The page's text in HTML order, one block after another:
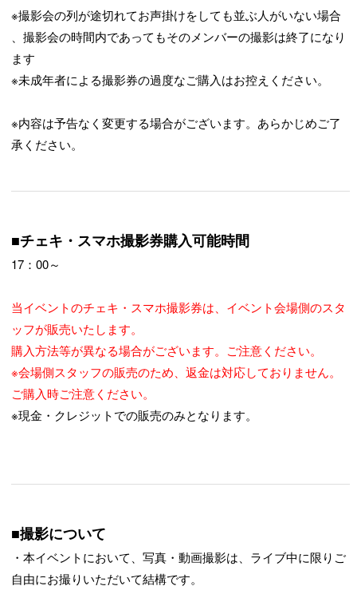
※撮影会の列が途切れてお声掛けをしても並ぶ人がいない場合
、撮影会の時間内であってもそのメンバーの撮影は終了になり
ます
※未成年者による撮影券の過度なご購入はお控えください。
※内容は予告なく変更する場合がございます。あらかじめご了
承ください。
■チェキ・スマホ撮影券購入可能時間
17：00～
当イベントのチェキ・スマホ撮影券は、イベント会場側のスタ
ッフが販売いたします。
購入方法等が異なる場合がございます。ご注意ください。
※会場側スタッフの販売のため、返金は対応しておりません。
ご購入時ご注意ください。
※現金・クレジットでの販売のみとなります。
■撮影について
・本イベントにおいて、写真・動画撮影は、ライブ中に限りご
自由にお撮りいただいて結構です。